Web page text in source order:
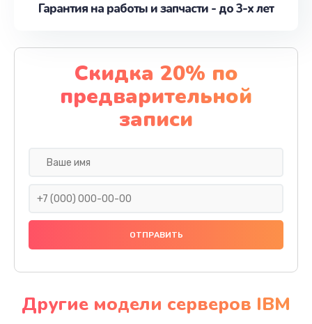
Гарантия на работы и запчасти - до 3-х лет
Скидка 20% по
предварительной
записи
Другие модели серверов IBM